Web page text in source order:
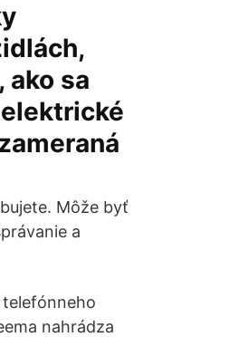
ako sa
Môže byť
a
nahrádza